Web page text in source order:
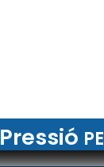
Pressió PE